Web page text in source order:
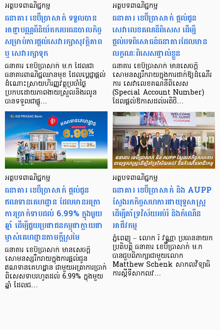
អត្ថបទពាណិជ្ជកម្ម
ធនាគារ ខេប៊ីប្រាសាក់ ទទួលបាន
អាជ្ញាបណ្ណពីនិយ័តករបរធនបាលកិច្ច
សម្រាប់ការផ្តល់សេវារក្សាសុវត្ថិភាព
ឬ សេវារក្សាទុក
ធនាគារ ខេប៊ីប្រាសាក់ ម.ក ដែលជា
ធនាគារពាណិជ្ជឈានមុខ ដែលប្ដេជ្ញាផ្តល់
ដំណោះស្រាយហិរញ្ញវត្ថុប្រចាំថ្ងៃ
ប្រកបដោយភាពងាយស្រួលនិងរលូន
បានទទួលជាផ្លូ…
អត្ថបទពាណិជ្ជកម្ម
ធនាគារ ខេប៊ីប្រាសាក់ ផ្ដល់ជូន
សេវាលេខគណនីពិសេស ដើម្បី
ផ្តល់បទពិសោធន៍ធនាគារដែលមាន
លក្ខណៈពិសេសផ្ទាល់ខ្លួន
ធនាគារ ខេប៊ីប្រាសាក់ មានសេចក្តី
សោមនស្សរីករាយក្នុងការដាក់ឱ្យដំណើរ
ការ សេវាលេខគណនីពិសេស
(Special Account Number)
ដែលផ្តល់ឱកាសដល់អតិថិ…
អត្ថបទពាណិជ្ជកម្ម
ធនាគារ ខេប៊ីប្រាសាក់ ផ្ដល់ជូន
ឥណទានគេហដ្ឋាន ដែលមានអត្រា
ការប្រាក់ទាបដល់ 6.99% ក្នុងមួយ
ឆ្នាំ ដើម្បីជួយប្រជាជនកម្ពុជាក្លាយជា
ម្ចាស់គេហដ្ឋានតាមក្តីស្រមៃ
ធនាគារ ខេប៊ីប្រាសាក់ មានសេចក្តី
សោមនស្សរីករាយក្នុងការផ្ដល់ជូន
ឥណទានគេហដ្ឋាន ជាមួយអត្រាការប្រាក់
ពិសេសទាបរហូតដល់ 6.99% ក្នុងមួយ
ឆ្នាំ ដែលជ…
អត្ថបទពាណិជ្ជកម្ម
ធនាគារ ខេប៊ីប្រាសាក់ និង AUPP
ស្វែងរកកិច្ចសហការជាយុទ្ធសាស្ត្រ
ដើម្បីគាំទ្រវិស័យអប់រំ និងកំណើន
អាជីវកម្ម
ភ្នំពេញ – លោក រី វណ្ណា ប្រធាននាយក
ប្រតិបត្តិ ធនាគារ ខេប៊ីប្រាសាក់ ម.ក
បានជួបពិភាក្សាជាមួយលោក
Matthew Schenk សាកលវិទ្យាធិ
ការស្តីទីសាកលវ…